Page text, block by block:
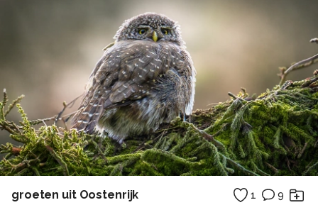
groeten uit Oostenrijk 1 9